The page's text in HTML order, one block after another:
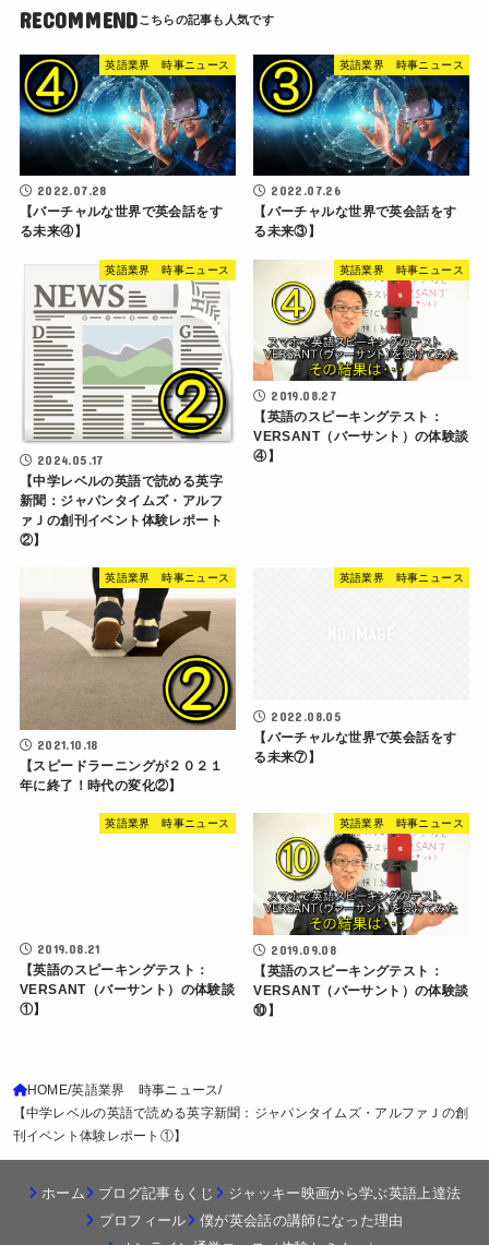
RECOMMEND
英語業界 時事ニュース
2022.07.28
【バーチャルな世界で英会話をす
る未来④】
英語業界 時事ニュース
2022.07.26
【バーチャルな世界で英会話をす
る未来③】
英語業界 時事ニュース
2024.05.17
【中学レベルの英語で読める英字
新聞：ジャパンタイムズ・アルフ
ァＪの創刊イベント体験レポート
②】
英語業界 時事ニュース
2019.08.27
【英語のスピーキングテスト：
VERSANT（バーサント）の体験談
④】
英語業界 時事ニュース
2021.10.18
【スピードラーニングが２０２１
年に終了！時代の変化②】
英語業界 時事ニュース
2022.08.05
【バーチャルな世界で英会話をす
る未来⑦】
英語業界 時事ニュース
2019.08.21
【英語のスピーキングテスト：
VERSANT（バーサント）の体験談
①】
英語業界 時事ニュース
2019.09.08
【英語のスピーキングテスト：
VERSANT（バーサント）の体験談
⑩】
HOME 英語業界 時事ニュース
【中学レベルの英語で読める英字新聞：ジャパンタイムズ・アルファＪの創
刊イベント体験レポート①】
ホーム ブログ記事もくじ
ジャッキー映画から学ぶ英語上達法
プロフィール
僕が英会話の講師になった理由